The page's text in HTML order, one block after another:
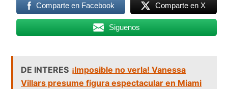
Comparte en Facebook Comparte en X
Siguenos
DE INTERES ¡Imposible no verla! Vanessa
Villars presume figura espectacular en Miami